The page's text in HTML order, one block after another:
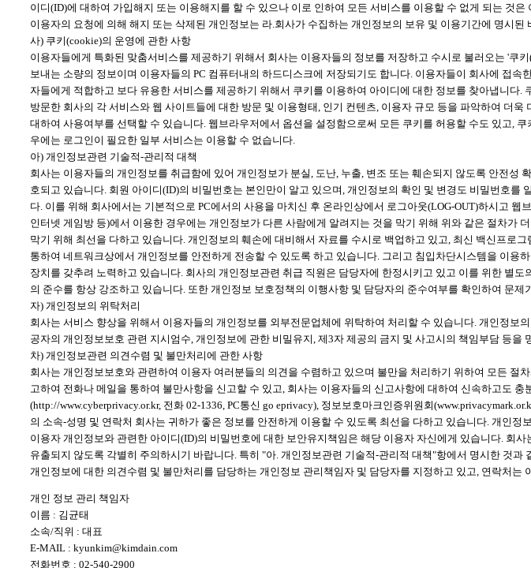
이디(ID)에 대하여 가입해지 또는 이용해지를 할 수 있으나 이로 인하여 모든 서비스를 이용할 수 없게 되는 것
이용자의 요청에 의해 해지 또는 삭제된 개인정보는 라.회사가 수집하는 개인정보의 보유 및 이용기간에 명시
사) 쿠키(cookie)의 운영에 관한 사항
이용자들에게 특화된 맞춤서비스를 제공하기 위해서 회사는 이용자들의 정보를 저장하고 수시로 불러오는 '
보내는 소량의 정보이며 이용자들의 PC 컴퓨터내의 하드디스크에 저장되기도 합니다. 이용자들이 회사에 접
자들에게 적합하고 보다 유용한 서비스를 제공하기 위해서 쿠키를 이용하여 아이디에 대한 정보를 찾아냅니
방문한 회사의 각 서비스와 웹 사이트들에 대한 방문 및 이용형태, 인기 컨텐츠, 이용자 규모 등을 파악하여 더
대하여 사용여부를 선택할 수 있습니다. 웹브라우저에서 옵션을 설정함으로써 모든 쿠키를 허용할 수도 있고,
우에는 로그인이 필요한 일부 서비스는 이용할 수 없습니다.
아) 개인정보관련 기술적-관리적 대책
회사는 이용자들의 개인정보를 취급함에 있어 개인정보가 분실, 도난, 누출, 변조 또는 훼손되지 않도록 안전
호되고 있습니다. 회원 아이디(ID)의 비밀번호는 본인만이 알고 있으며, 개인정보의 확인 및 변경도 비밀번호
다. 이를 위해 회사에서는 기본적으로 PC에서의 사용을 마치신 후 온라인상에서 로그아웃(LOG-OUT)하시고
인터넷 게임방 등)에서 이용한 경우에는 개인정보가 다른 사람에게 알려지는 것을 막기 위해 위와 같은 절차
막기 위해 최선을 다하고 있습니다. 개인정보의 훼손에 대비해서 자료를 수시로 백업하고 있고, 최신 백신프
통하여 네트워크상에서 개인정보를 안전하게 전송할 수 있도록 하고 있습니다. 그리고 침입차단시스템을 이
장치를 갖추려 노력하고 있습니다. 회사의 개인정보관련 취급 직원은 담당자에 한정시키고 있고 이를 위한 별
의 준수를 항상 강조하고 있습니다. 또한 개인정보 보호정책의 이행사항 및 담당자의 준수여부를 확인하여 문
자) 개인정보의 위탁처리
회사는 서비스 향상을 위해서 이용자들의 개인정보를 외부전문업체에 위탁하여 처리할 수 있습니다. 개인정
공자의 개인정보보호 관련 지시엄수, 개인정보에 관한 비밀유지, 제3자 제공의 금지 및 사고시의 책임부담 등
차) 개인정보관련 의견수렴 및 불만처리에 관한 사항
회사는 개인정보보호와 관련하여 이용자 여러분들의 의견을 수렴하고 있으며 불만을 처리하기 위하여 모든
고하여 전화나 메일을 통하여 불만사항을 신고할 수 있고, 회사는 이용자들의 신고사항에 대하여 신속하고도
(http://www.cyberprivacy.or.kr, 전화 02-1336, PC통신 go eprivacy), 정보보호마크인증위원회
의 소속-성명 및 연락처 회사는 귀하가 좋은 정보를 안전하게 이용할 수 있도록 최선을 다하고 있습니다. 개인
이용자 개인정보와 관련한 아이디(ID)의 비밀번호에 대한 보안유지책임은 해당 이용자 자신에게 있습니다. 회
유출되지 않도록 각별히 주의하시기 바랍니다. 특히 "아. 개인정보관련 기술적-관리적 대책"항에서 명시한 것
개인정보에 대한 의견수렴 및 불만처리를 담당하는 개인정보 관리책임자 및 담당자를 지정하고 있고, 연락처는
개인 정보 관리 책임자
이름 : 김균태
소속/직위 : 대표
E-MAIL : kyunkim@kimdain.com
전화번호 : 02-540-2900